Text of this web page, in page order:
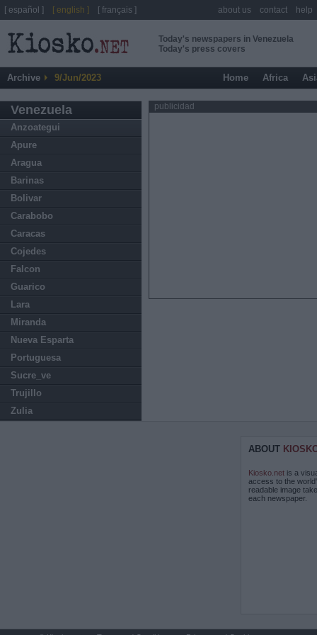
Today's newspapers in Venezuela
Today's press covers
Archive 9/Jun/2023 Home Africa
Venezuela
Anzoategui
Apure
Aragua
Barinas
Bolivar
Carabobo
Caracas
Cojedes
Falcon
Guarico
Lara
Miranda
Nueva Esparta
Portuguesa
Sucre_ve
Trujillo
Zulia
publicidad
ABOUT
Kiosko.net is a
access to the
readable image
each newspaper.
[ español ] [ english ] [ français ] about us contact help